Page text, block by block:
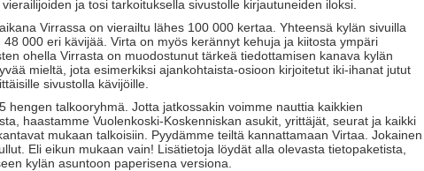
ja tosi tarkoituksella sivustolle kirjautuneiden iloksi.
Virrassa on vierailtu lähes 100 000 kertaa. Yhteensä kylän sivuilla
000 eri kävijää. Virta on myös kerännyt kehuja ja kiitosta ympäri
ohella Virrasta on muodostunut tärkeä tiedottamisen kanava kylän
mieltä, jota esimerkiksi ajankohtaista-osioon kirjoitetut iki-ihanat jutut
sivustolla kävijöille.
hengen talkooryhmä. Jotta jatkossakin voimme nauttia kaikkien
haastamme Vuolenkoski-Koskenniskan asukit, yrittäjät, seurat ja kaikki
mukaan talkoisiin. Pyydämme teiltä kannattamaan Virtaa. Jokainen
Eli eikun mukaan vain! Lisätietoja löydät alla olevasta tietopaketista,
kylän asuntoon paperisena versiona.